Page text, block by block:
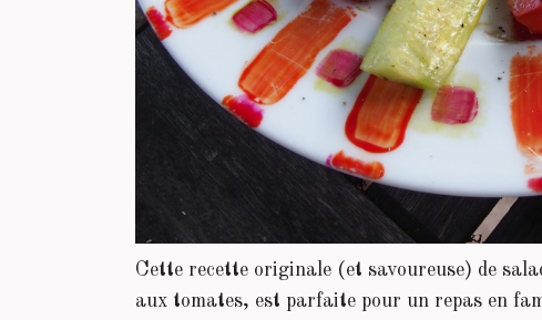
Cette recette originale (et savoureuse) de
aux tomates, est parfaite pour un repas en